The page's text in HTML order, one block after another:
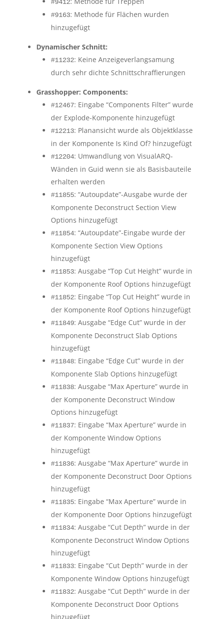
#9412
#9163: Methode für Flächen wurden
hinzugefügt
Dynamischer Schnitt:
#11232: Keine Anzeigeverlangsamung
durch sehr dichte Schnittschraffierungen
Grasshopper: Components:
#12467: Eingabe “Components Filter” wurde
der Explode-Komponente hinzugefügt
#12213: Planansicht wurde als Objektklasse
in der Komponente Is Kind Of? hinzugefügt
#12204: Umwandlung von VisualARQ-
Wänden in Guid wenn sie als Basisbauteile
erhalten werden
#11855: “Autoupdate”-Ausgabe wurde der
Komponente Deconstruct Section View
Options hinzugefügt
#11854: “Autoupdate”-Eingabe wurde der
Komponente Section View Options
hinzugefügt
#11853: Ausgabe “Top Cut Height” wurde in
der Komponente Roof Options hinzugefügt
#11852: Eingabe “Top Cut Height” wurde in
der Komponente Roof Options hinzugefügt
#11849: Ausgabe “Edge Cut” wurde in der
Komponente Deconstruct Slab Options
hinzugefügt
#11848: Eingabe “Edge Cut” wurde in der
Komponente Slab Options hinzugefügt
#11838: Ausgabe “Max Aperture” wurde in
der Komponente Deconstruct Window
Options hinzugefügt
#11837: Eingabe “Max Aperture” wurde in
der Komponente Window Options
hinzugefügt
#11836: Ausgabe “Max Aperture” wurde in
der Komponente Deconstruct Door Options
hinzugefügt
#11835: Eingabe “Max Aperture” wurde in
der Komponente Door Options hinzugefügt
#11834: Ausgabe “Cut Depth” wurde in der
Komponente Deconstruct Window Options
hinzugefügt
#11833: Eingabe “Cut Depth” wurde in der
Komponente Window Options hinzugefügt
#11832: Ausgabe “Cut Depth” wurde in der
Komponente Deconstruct Door Options
hinzugefügt